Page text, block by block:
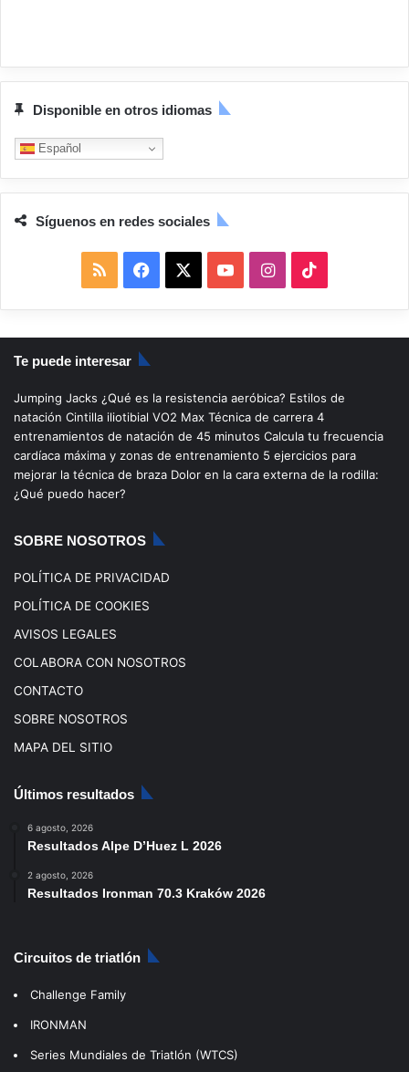
Disponible en otros idiomas
Español
Síguenos en redes sociales
S
S
a
c
b
o
o
u
u
b
I
n
s
a
g
i
k
o
k
Te puede interesar
Jumping Jacks ¿Qué es la resistencia aeróbica? Estilos de
natación Cintilla iliotibial VO2 Max Técnica de carrera 4
entrenamientos de natación de 45 minutos Calcula tu frecuencia
cardíaca máxima y zonas de entrenamiento 5 ejercicios para
mejorar la técnica de braza Dolor en la cara externa de la rodilla:
¿Qué puedo hacer?
SOBRE NOSOTROS
POLÍTICA DE PRIVACIDAD
POLÍTICA DE COOKIES
AVISOS LEGALES
COLABORA CON NOSOTROS
CONTACTO
SOBRE NOSOTROS
MAPA DEL SITIO
Últimos resultados
6 agosto, 2026
Resultados Alpe D’Huez L 2026
2 agosto, 2026
Resultados Ironman 70.3 Kraków 2026
Circuitos de triatlón
Challenge Family
IRONMAN
Series Mundiales de Triatlón (WTCS)